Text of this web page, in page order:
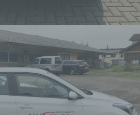
ist die
personenbezogener
einer Weise, auf welche die
Daten ohne
zusätzlicher
nicht mehr einer
betroffenen Person
werden können, sofern
Informationen